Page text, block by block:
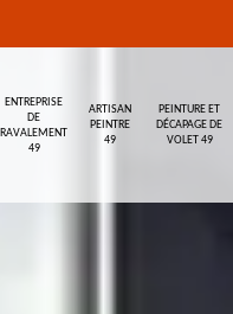
ENTREPRISE
DE
RAVALEMENT
49
ARTISAN
PEINTRE
49
PEINTURE ET
DÉCAPAGE DE
VOLET 49